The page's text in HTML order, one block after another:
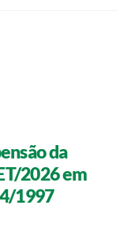
da
2026 em
1997